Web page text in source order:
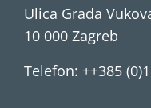
Ulica Grada
10 000 Zagreb
Telefon: ++385